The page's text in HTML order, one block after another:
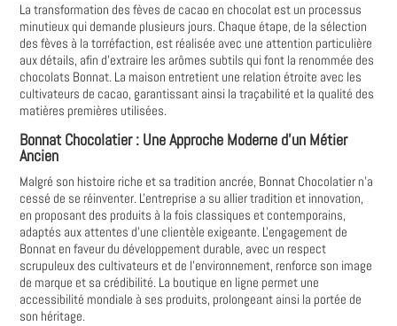
La transformation des fèves de cacao en chocolat est un processus
minutieux qui demande plusieurs jours. Chaque étape, de la sélection
des fèves à la torréfaction, est réalisée avec une attention particulière
aux détails, afin d'extraire les arômes subtils qui font la renommée des
chocolats Bonnat. La maison entretient une relation étroite avec les
cultivateurs de cacao, garantissant ainsi la traçabilité et la qualité des
matières premières utilisées.
Bonnat Chocolatier : Une Approche Moderne d'un Métier
Ancien
Malgré son histoire riche et sa tradition ancrée, Bonnat Chocolatier n'a
cessé de se réinventer. L'entreprise a su allier tradition et innovation,
en proposant des produits à la fois classiques et contemporains,
adaptés aux attentes d'une clientèle exigeante. L'engagement de
Bonnat en faveur du développement durable, avec un respect
scrupuleux des cultivateurs et de l'environnement, renforce son image
de marque et sa crédibilité. La boutique en ligne permet une
accessibilité mondiale à ses produits, prolongeant ainsi la portée de
son héritage.